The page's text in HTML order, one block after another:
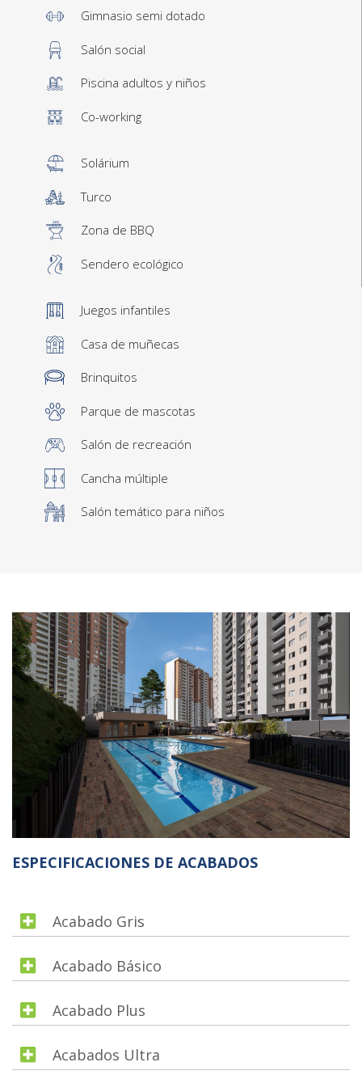
Gimnasio semi dotado
Salón social
Piscina adultos y niños
Co-working
Solárium
Turco
Zona de BBQ
Sendero ecológico
Juegos infantiles
Casa de muñecas
Brinquitos
Parque de mascotas
Salón de recreación
Cancha múltiple
Salón temático para niños
ESPECIFICACIONES DE ACABADOS
Acabado Gris
Acabado Básico
Acabado Plus
Acabados Ultra